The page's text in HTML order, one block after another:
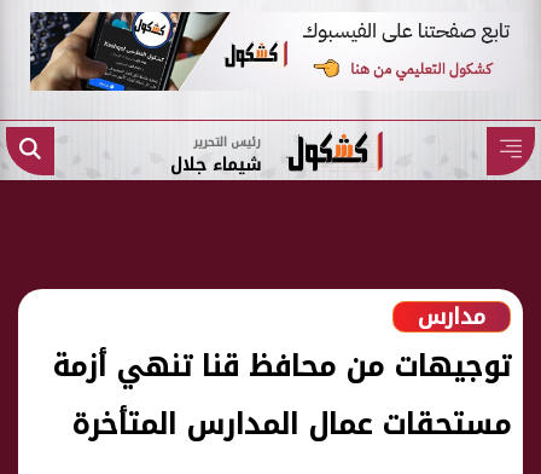
رئيس التحرير
شيماء جلال
مدارس
توجيهات من محافظ قنا تنهي أزمة
مستحقات عمال المدارس المتأخرة